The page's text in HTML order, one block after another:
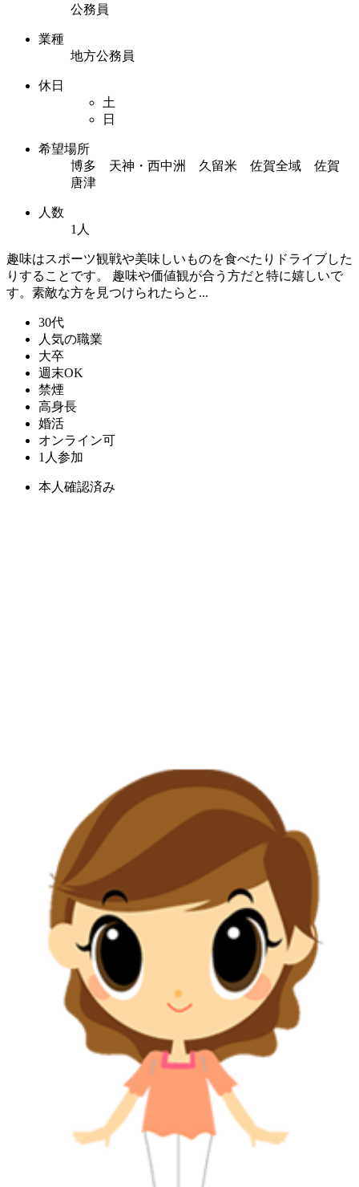
公務員
業種
地方公務員
休日
土
日
希望場所
博多 天神・西中洲 久留米 佐賀全域 佐賀
唐津
人数
1人
趣味はスポーツ観戦や美味しいものを食べたりドライブした
りすることです。 趣味や価値観が合う方だと特に嬉しいで
す。素敵な方を見つけられたらと...
30代
人気の職業
大卒
週末OK
禁煙
高身長
婚活
オンライン可
1人参加
本人確認済み